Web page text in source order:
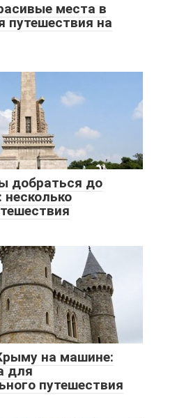
места в
путешествия на
добраться до
на машине:
для
путешествия